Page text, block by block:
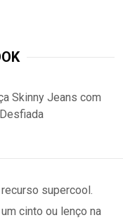
supercool.
cinto ou lenço na